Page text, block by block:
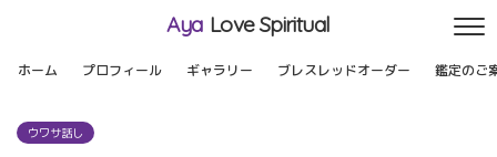
Aya Love Spiritual
ホーム プロフィール ギャラリー ブレスレッドオーダー 鑑定のご
ウワサ話し